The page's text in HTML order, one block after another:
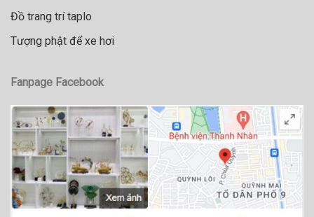
Đồ trang trí taplo
Tượng phật để xe hơi
Fanpage Facebook